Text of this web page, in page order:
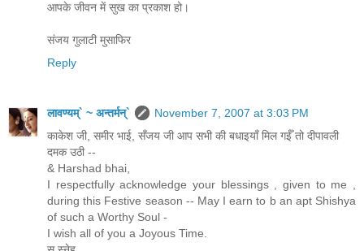
आपके जीवन में सुख का प्रकाश हो।
संजय गुलाटी मुसाफिर
Reply
लावण्यम्` ~ अन्तर्मन्`
November 7, 2007 at 3:03 PM
काकेश जी, समीर भाई, सँजय जी आप सभी की बधाइयाँ मिल गईँ तो दीपावली
दमक उठी --
& Harshad bhai,
I respectfully acknowledge your blessings , given to me ,
during this Festive season -- May I earn to b an apt Shishya
of such a Worthy Soul -
I wish all of you a Joyous Time.